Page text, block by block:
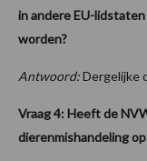
in andere EU-
worden?
Antwoord:Dergelijke
Vraag 4: Heeft de
dierenmishandeling